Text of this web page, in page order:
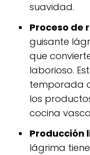
suavidad.
Proceso de
guisante
que
laborioso.
temporada
los
cocina
Producción
lágrima